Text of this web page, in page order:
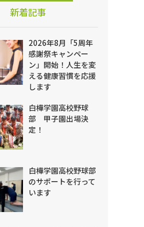
新着記事
2026年8月「5周年
感謝祭キャンペー
ン」開始！人生を変
える健康習慣を応援
します
白樺学園高校野球
部 甲子園出場決
定！
白樺学園高校野球部
のサポートを行って
います